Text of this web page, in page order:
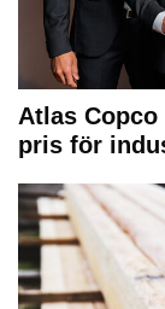
Atlas
pris för